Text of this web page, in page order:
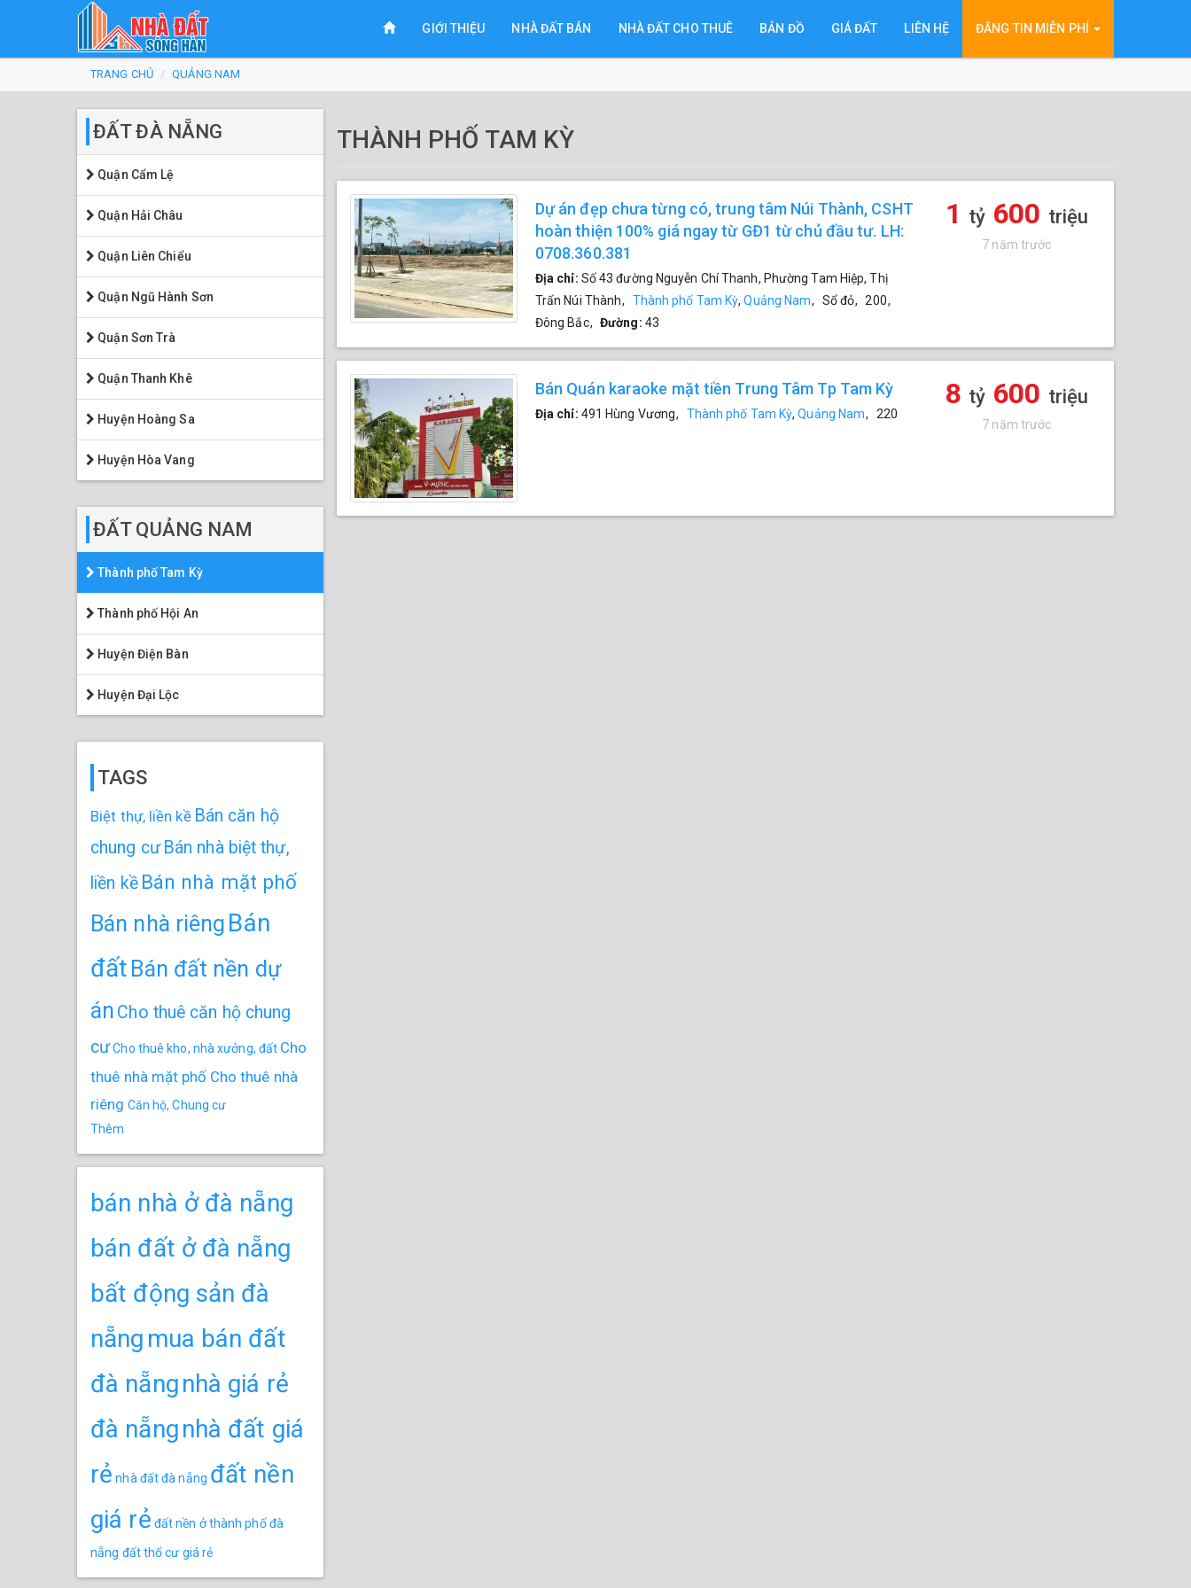
đến
GIỚI THIỆU NHÀ ĐẤT BÁN NHÀ ĐẤT CHO THUÊ BẢN ĐỒ GIÁ ĐẤT LIÊN HỆ ĐĂNG TIN MIỄN PHÍ
Bạn
đang
ở
đây
TRANG CHỦ QUẢNG NAM
ĐẤT ĐÀ NẴNG
Quận Cẩm Lệ
Quận Hải Châu
Quận Liên Chiểu
Quận Ngũ Hành Sơn
Quận Sơn Trà
Quận Thanh Khê
Huyện Hoàng Sa
Huyện Hòa Vang
ĐẤT QUẢNG NAM
Thành phố Tam Kỳ
Thành phố Hội An
Huyện Điện Bàn
Huyện Đại Lộc
TAGS
Biệt thự, liền kề Bán căn hộ
chung cư Bán nhà biệt thự,
liền kề Bán nhà mặt phố
Bán nhà riêng Bán
đất Bán đất nền dự
án Cho thuê căn hộ chung
cưCho thuê kho, nhà xưởng, đất Cho
thuê nhà mặt phố Cho thuê nhà
riêng Căn hộ, Chung cư
Thêm
bán nhà ở đà nẵng
bán đất ở đà nẵng
bất động sản đà
nẵng mua bán đất
đà nẵngnhà giá rẻ
đà nẵngnhà đất giá
rẻ nhà đất đà nẵng đất nền
giá rẻ đất nền ở thành phố đà
nẵng đất thổ cư giá rẻ
THÀNH PHỐ TAM KỲ
Dự án đẹp chưa từng có, trung tâm Núi Thành, CSHT
hoàn thiện 100% giá ngay từ GĐ1 từ chủ đầu tư. LH:
0708.360.381
Địa chỉ: Số 43 đường Nguyễn Chí Thanh, Phường Tam Hiệp, Thị
Trấn Núi Thành, Thành phố Tam Kỳ,Quảng Nam, Sổ đỏ, 200,
Đông Bắc, Đường: 43
1 tỷ 600 triệu
7 năm trước
Bán Quán karaoke mặt tiền Trung Tâm Tp Tam Kỳ
Địa chỉ: 491 Hùng Vương, Thành phố Tam Kỳ,Quảng Nam, 220
8 tỷ 600 triệu
7 năm trước